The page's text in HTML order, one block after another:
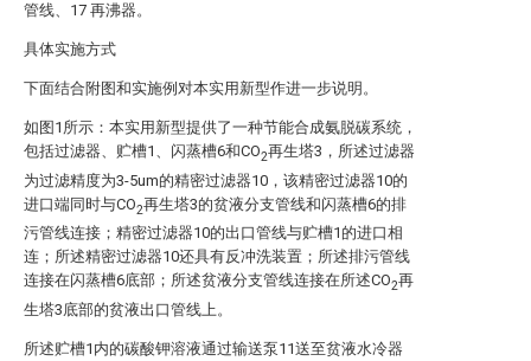
管线、17 再沸器。
具体实施方式
下面结合附图和实施例对本实用新型作进一步说明。
如图1所示：本实用新型提供了一种节能合成氨脱碳系统，
包括过滤器、贮槽1、闪蒸槽6和CO2再生塔3，所述过滤器
为过滤精度为3-5um的精密过滤器10，该精密过滤器10的
进口端同时与CO2再生塔3的贫液分支管线和闪蒸槽6的排
污管线连接；精密过滤器10的出口管线与贮槽1的进口相
连；所述精密过滤器10还具有反冲洗装置；所述排污管线
连接在闪蒸槽6底部；所述贫液分支管线连接在所述CO2再
生塔3底部的贫液出口管线上。
所述贮槽1内的碳酸钾溶液通过输送泵11送至贫液水冷器